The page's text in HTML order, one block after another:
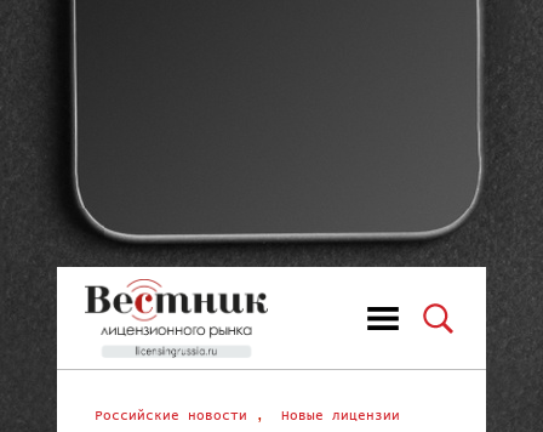
Российские новости , Новые лицензии